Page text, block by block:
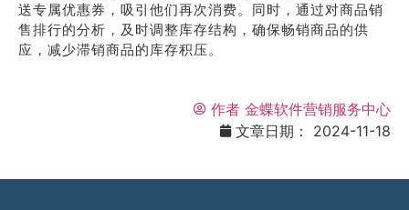
送专属优惠券，吸引他们再次消费。同时，通过对商品销
售排行的分析，及时调整库存结构，确保畅销商品的供
应，减少滞销商品的库存积压。
作者 金蝶软件营销服务中心
文章日期：
2024-11-18